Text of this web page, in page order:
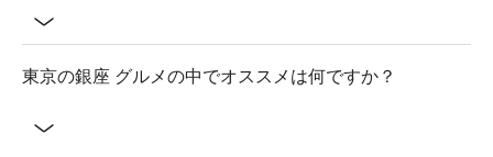
東京の銀座 グルメの中でオススメは何ですか？